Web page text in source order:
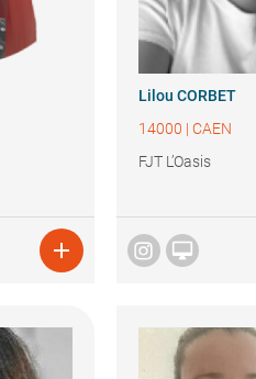

Lilou CORBET
14000 | CAEN
FJT L’Oasis
